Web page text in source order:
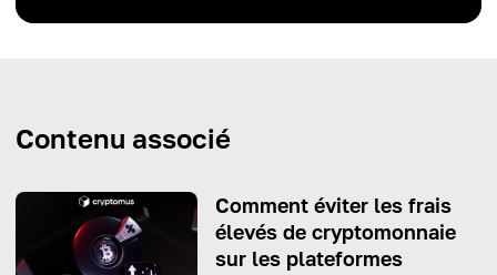
Contenu associé
Comment éviter les frais
élevés de cryptomonnaie
sur les plateformes